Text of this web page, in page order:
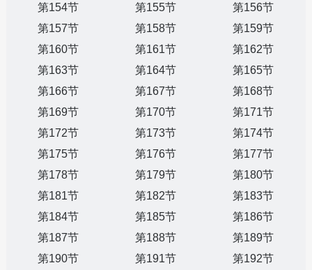
第154节 第155节
第156节
第157节
第158节
第159节
第160节
第161节
第162节
第163节
第164节
第165节
第166节
第167节
第168节
第169节
第170节
第171节
第172节
第173节
第174节
第175节
第176节
第177节
第178节
第179节
第180节
第181节
第182节
第183节
第184节
第185节
第186节
第187节
第188节
第189节
第190节
第191节
第192节